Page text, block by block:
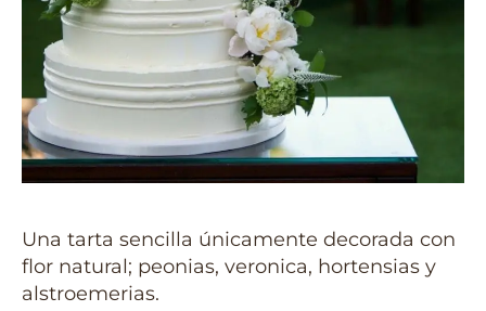
Una tarta sencilla únicamente decorada con
flor natural; peonias, veronica, hortensias y
alstroemerias.